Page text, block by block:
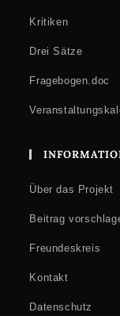
Kritiken
Drei Sätze
Fragebogen.doc
Über das Projekt
Beitrag
Freundeskreis
Kontakt
Datenschutz